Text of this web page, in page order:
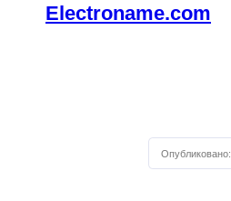
Electroname.com
Опубликовано: